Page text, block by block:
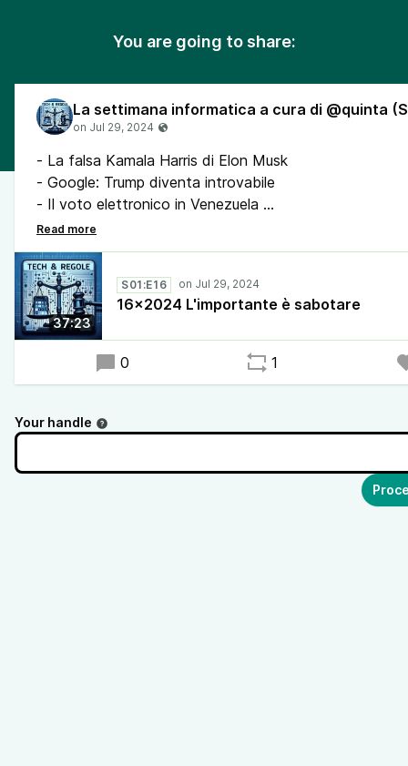
You are going to share:
- La falsa Kamala Harris di Elon Musk
- Google: Trump diventa introvabile
- Il voto elettronico in Venezuela
- Il caso Facebook-Marketplace
- La piattaforma digitale per i referendum
- Tentativo di raggiro con Deepfake alla Ferrari
- Il video dimostrativo di OpenaAI, che sbaglia
- Trump e i Bitcoin
- Guida autonoma: il ritorno di Cruise negli Usa
- Gli attacchi tecnologici alle olimpiadi di Parigi
37:23
S01:E16
16x2024 L'importante è sabotare
0 1
Your handle